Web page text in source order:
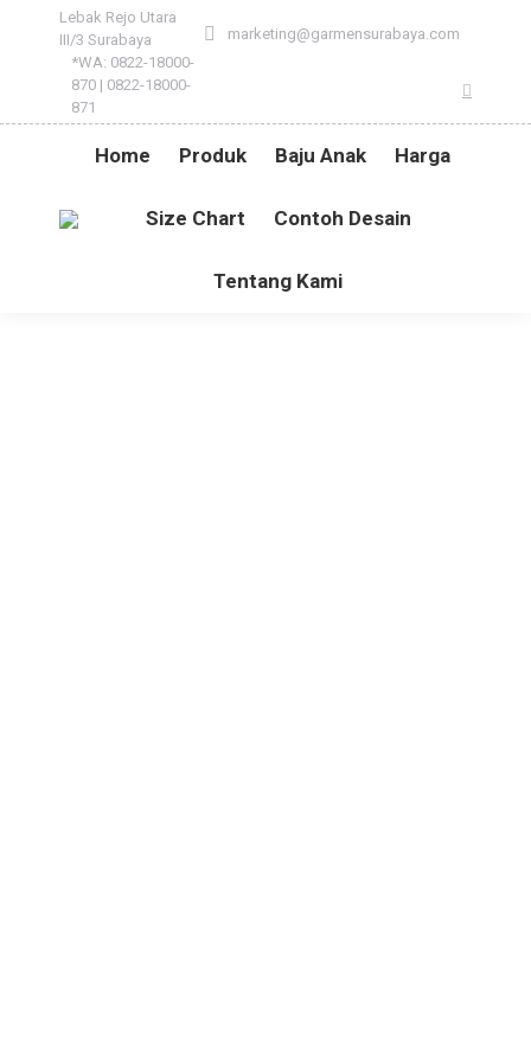
Lebak Rejo Utara
III/3 Surabaya
*WA: 0822-18000-
870 | 0822-18000-
871
marketing@garmensurabaya.com
Home Produk Baju Anak Harga
Size Chart Contoh Desain
Tentang Kami